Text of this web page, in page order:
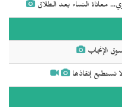
معاناة النساء بعد الطلاق
الإنجاب
نستطيع إنقاذها